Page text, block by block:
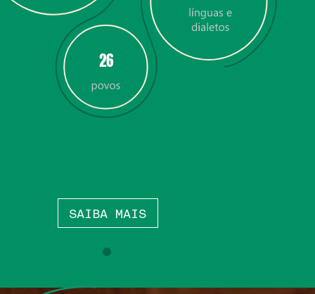
26
SAIBA MAIS